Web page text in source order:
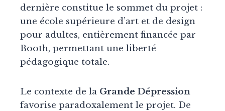
dernière constitue le sommet du projet :
une école supérieure d’art et de design
pour adultes, entièrement financée par
Booth, permettant une liberté
pédagogique totale.
Le contexte de la Grande Dépression
favorise paradoxalement le projet. De